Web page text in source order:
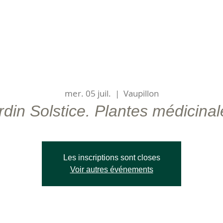
mer. 05 juil.
  |
Vaupillon
Solstice. Plantes
Les inscriptions sont closes
Voir autres événements